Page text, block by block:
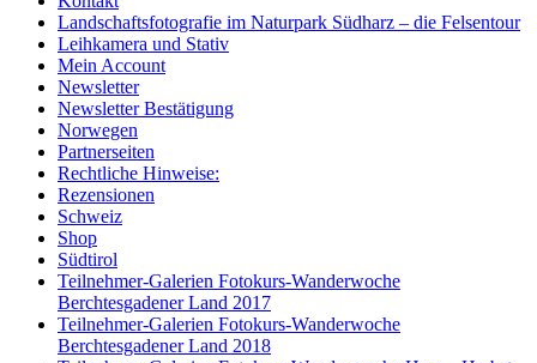
Landschaftsfotografie im Naturpark Südharz – die Felsentour
Leihkamera und Stativ
Mein Account
Newsletter
Newsletter Bestätigung
Norwegen
Partnerseiten
Rechtliche Hinweise:
Rezensionen
Schweiz
Shop
Südtirol
Teilnehmer-Galerien Fotokurs-Wanderwoche
Berchtesgadener Land 2017
Teilnehmer-Galerien Fotokurs-Wanderwoche
Berchtesgadener Land 2018